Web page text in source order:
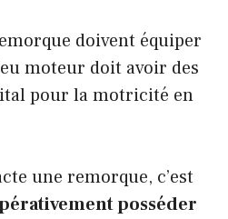
doivent équiper
moteur doit avoir des
pour la motricité en
une remorque, c’est
posséder